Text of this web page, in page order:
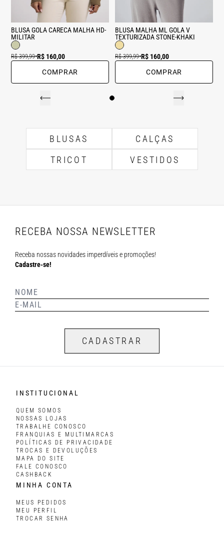
BLUSA GOLA CARECA MALHA HD-
MILITAR
R$ 399,99•R$ 160,00
COMPRAR
BLUSA MALHA ML GOLA V
TEXTURIZADA STONE-KHAKI
R$ 399,99•R$ 160,00
COMPRAR
BLUSAS
CALÇAS
TRICOT
VESTIDOS
RECEBA NOSSA NEWSLETTER
Receba nossas novidades imperdíveis e promoções!
Cadastre-se!
CADASTRAR
INSTITUCIONAL
QUEM SOMOS
NOSSAS LOJAS
TRABALHE CONOSCO
FRANQUIAS E MULTIMARCAS
POLÍTICAS DE PRIVACIDADE
TROCAS E DEVOLUÇÕES
MAPA DO SITE
FALE CONOSCO
CASHBACK
MINHA CONTA
MEUS PEDIDOS
MEU PERFIL
TROCAR SENHA